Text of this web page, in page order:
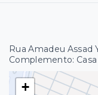
Rua Amadeu Assad
Complemento: Casa
+